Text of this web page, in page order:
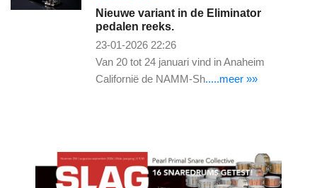
Nieuwe variant in de Eliminator
pedalen reeks.
23-01-2026 22:26
Van 20 tot 24 januari vind in Anaheim
Californië de NAMM-Sh.....meer »»